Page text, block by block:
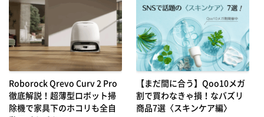
Roborock Qrevo Curv 2 Pro
徹底解説！超薄型ロボット掃
除機で家具下のホコリも全自
【まだ間に合う】Qoo10メガ
割で買わなきゃ損！なバズリ
商品7選〈スキンケア編〉